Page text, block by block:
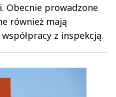
Obecnie prowadzone
również mają
z inspekcją.